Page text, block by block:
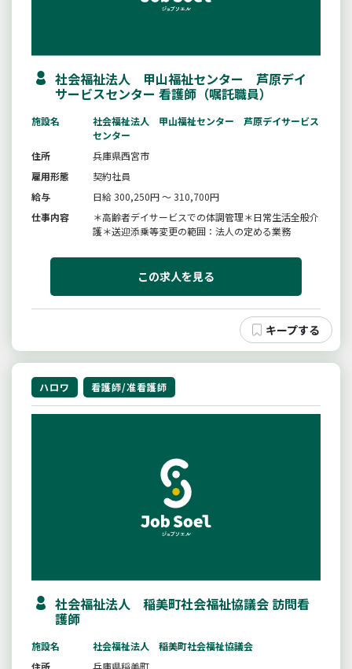
社会福祉法人 甲山福祉センター 芦原デイ
サービスセンター 看護師（嘱託職員）
施設名
社会福祉法人 甲山福祉センター 芦原デイサービス
センター
住所
兵庫県西宮市
雇用形態
契約社員
給与
日給 300,250円 ～ 310,700円
仕事内容
＊高齢者デイサービスでの体調管理＊日常生活全般介
護＊送迎添乗等変更の範囲：法人の定める業務
この求人を見る
ハロワ 看護師/准看護師
社会福祉法人 稲美町社会福祉協議会 訪問看
護師
施設名
社会福祉法人 稲美町社会福祉協議会
住所
兵庫県稲美町